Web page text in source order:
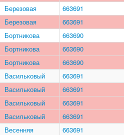
Березовая
663691
Березовая
663691
Бортникова
663690
Бортникова
663690
Бортникова
663690
Васильковый
663691
Васильковый
663691
Васильковый
663691
Васильковый
663691
Весенняя
663691